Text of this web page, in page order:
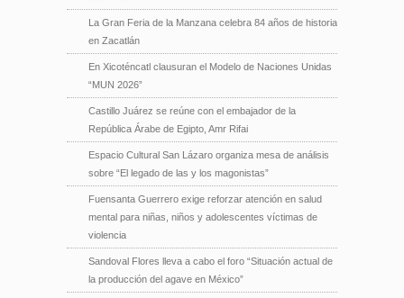
La Gran Feria de la Manzana celebra 84 años de historia
en Zacatlán
En Xicoténcatl clausuran el Modelo de Naciones Unidas
“MUN 2026”
Castillo Juárez se reúne con el embajador de la
República Árabe de Egipto, Amr Rifai
Espacio Cultural San Lázaro organiza mesa de análisis
sobre “El legado de las y los magonistas”
Fuensanta Guerrero exige reforzar atención en salud
mental para niñas, niños y adolescentes víctimas de
violencia
Sandoval Flores lleva a cabo el foro “Situación actual de
la producción del agave en México”